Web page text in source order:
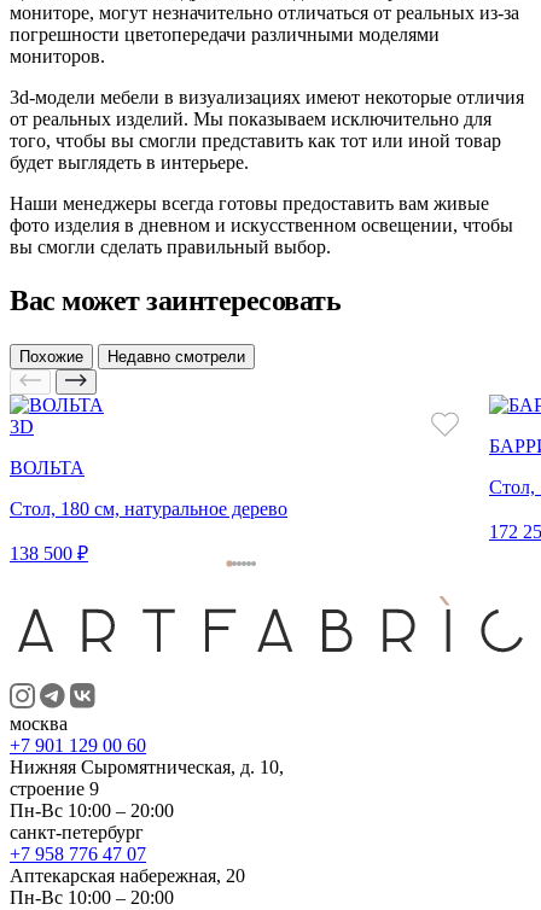
мониторе, могут незначительно отличаться от реальных из-за
погрешности цветопередачи различными моделями
мониторов.
3d-модели мебели в визуализациях имеют некоторые отличия
от реальных изделий. Мы показываем исключительно для
того, чтобы вы смогли представить как тот или иной товар
будет выглядеть в интерьере.
Наши менеджеры всегда готовы предоставить вам живые
фото изделия в дневном и искусственном освещении, чтобы
вы смогли сделать правильный выбор.
Вас может заинтересовать
Похожие Недавно смотрели
3D
ВОЛЬТА
Стол, 180 см, натуральное дерево
138 500 ₽
Стол,
172
москва
+7 901 129 00 60
Нижняя Сыромятническая, д. 10,
строение 9
Пн-Вс 10:00 – 20:00
санкт-петербург
+7 958 776 47 07
Аптекарская набережная, 20
Пн-Вс 10:00 – 20:00